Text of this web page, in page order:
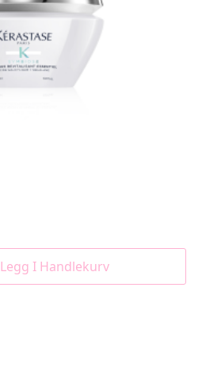
Legg I Handlekurv